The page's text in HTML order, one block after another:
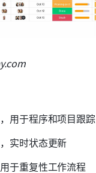
用于程序和项目跟踪
实时状态更新
于重复性工作流程